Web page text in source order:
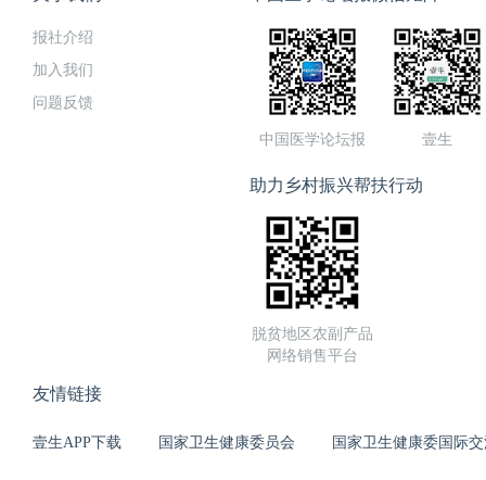
报社介绍
加入我们
问题反馈
中国医学论坛报 壹生
助力乡村振兴帮扶行动
脱贫地区农副产品
网络销售平台
友情链接
壹生APP下载 国家卫生健康委员会 国家卫生健康委国际